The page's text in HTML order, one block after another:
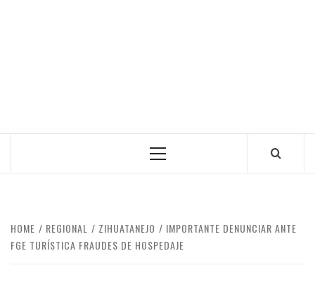
Primary
HOME REGIONAL ZIHUATANEJO
IMPORTANTE DENUNCIAR ANTE
FGE TURÍSTICA FRAUDES DE HOSPEDAJE